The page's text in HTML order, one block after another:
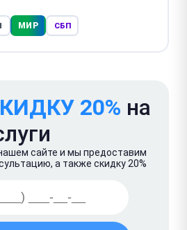
МИР СБП
20% на
сайте и мы предоставим
а также скидку 20%